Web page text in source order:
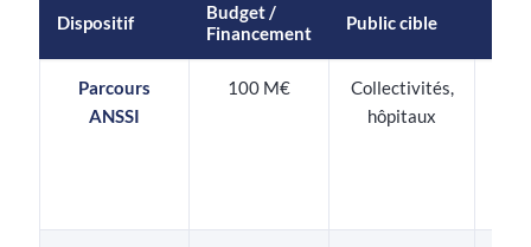
Dispositif
Budget /
Financement
Public cible
Parcours
ANSSI
100 M€
Collectivités,
hôpitaux